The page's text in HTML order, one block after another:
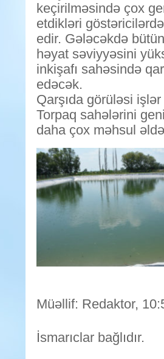
keçirilməsində çox
etdikləri
edir. Gələcəkdə
həyat səviyyəsini
inkişafı sahəsində
edəcək.
Qarşıda görüləsi
Torpaq sahələrini
daha çox məhsul
Müəllif: Redaktor,
İsmarıclar bağlıdır.